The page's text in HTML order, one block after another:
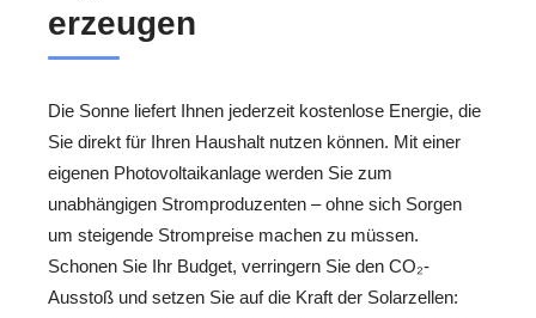
erzeugen
Die Sonne liefert Ihnen jederzeit kostenlose Energie, die
Sie direkt für Ihren Haushalt nutzen können. Mit einer
eigenen Photovoltaikanlage werden Sie zum
unabhängigen Stromproduzenten – ohne sich Sorgen
um steigende Strompreise machen zu müssen.
Schonen Sie Ihr Budget, verringern Sie den CO₂-
Ausstoß und setzen Sie auf die Kraft der Solarzellen: